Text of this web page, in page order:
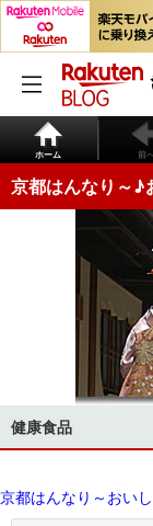
ホーム 前
京都はんなり～♪
健康食品
京都はんなり～おい